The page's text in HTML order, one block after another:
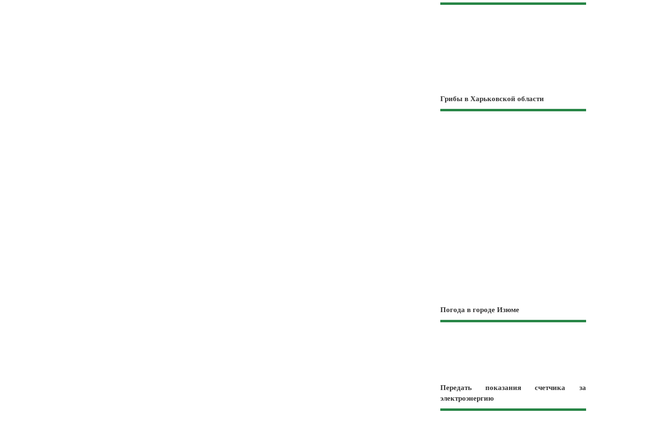
Грибы в Харьковской области
Погода в городе Изюме
Передать показания счетчика за
электроэнергию